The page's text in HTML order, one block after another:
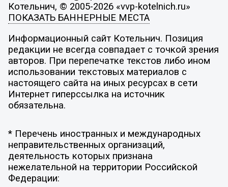
Котельнич, © 2005-2026 «vvp-kotelnich.ru»
ПОКАЗАТЬ БАННЕРНЫЕ МЕСТА
Информационный сайт Котельнич. Позиция
редакции не всегда совпадает с точкой зрения
авторов. При перепечатке текстов либо ином
использовании текстовых материалов с
настоящего сайта на иных ресурсах в сети
Интернет гиперссылка на источник
обязательна.
* Перечень иностранных и международных
неправительственных организаций,
деятельность которых признана
нежелательной на территории Российской
Федерации: